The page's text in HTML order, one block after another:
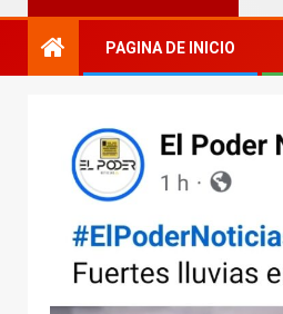
PAGINA DE INICIO